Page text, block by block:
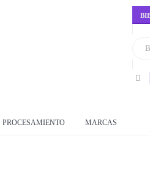
PROCESAMIENTO MARCAS